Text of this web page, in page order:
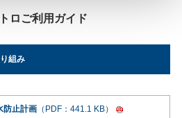
ロご利用ガイド
組み
防止計画 （PDF：441.1 KB）